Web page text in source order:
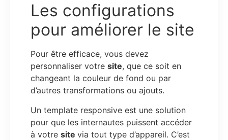
Les configurations
pour améliorer le site
Pour être efficace, vous devez
personnaliser votre site, que ce soit en
changeant la couleur de fond ou par
d’autres transformations ou ajouts.
Un template responsive est une solution
pour que les internautes puissent accéder
à votre site via tout type d’appareil. C’est